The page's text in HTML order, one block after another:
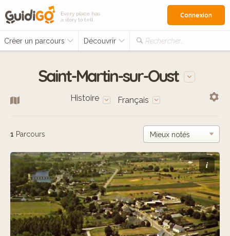
Every place has
a story to tell
Créer un parcours Découvrir Rechercher…
Connexion
Saint-Martin-sur-Oust
Histoire Français
1 Parcours
i